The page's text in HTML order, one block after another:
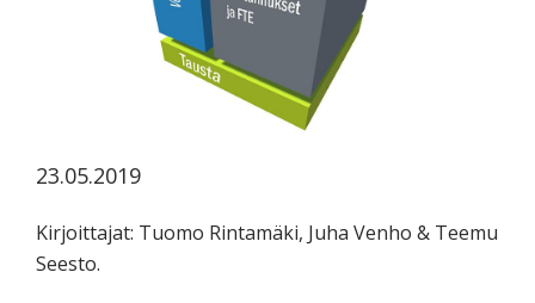
kiinnostuneille.
23.05.2019
Kirjoittajat: Tuomo Rintamäki, Juha Venho & Teemu
Seesto.